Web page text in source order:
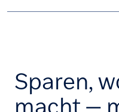
Sparen,
macht –